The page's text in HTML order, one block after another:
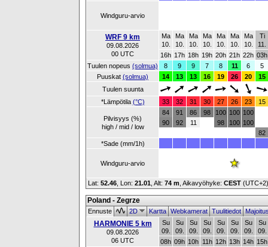
Windguru-arvio
WRF 9 km
09.08.2026
00 UTC
Ma
10.
Ma
10.
Ma
10.
Ma
10.
Ma
10.
Ma
10.
Ma
10.
Ti
11.
16h 17h 18h 19h 20h 21h 22h 03h
Tuulen nopeus (solmua) 8 9 9 7 8 11 6
5
Puuskat (solmua) 14 13 13 16 19 26 20
15
Tuulen suunta
*Lämpötila (°C) 33 32 31 30 27 26 23 15
Pilvisyys (%)
high / mid / low
84
90
91
92
86
11
98
100
98
100
100
100
100
82
*Sade (mm/1h)
Windguru-arvio
Lat: 52.46 , Lon: 21.01 Alt: 74 m , Aikavyöhyke: CEST
Poland - Zegrze
Ennuste 2D KarttaWebkameratTuulitiedot
HARMONIE 5 km
09.08.2026
06 UTC
Su
09.
Su
09.
Su
09.
Su
09.
Su
09.
Su
09.
Su
09.
Su
09.
08h 09h 10h 11h 12h 13h 14h 15h